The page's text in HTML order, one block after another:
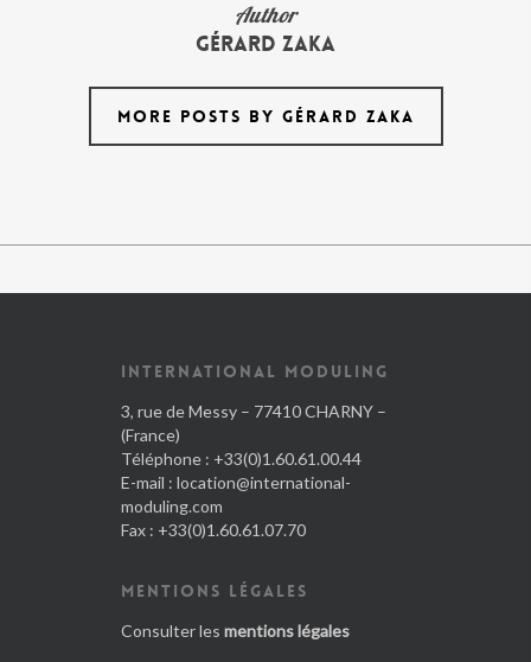
Author
Gérard Zaka
MORE POSTS BY GÉRARD ZAKA
INTERNATIONAL MODULING
3, rue de Messy – 77410 CHARNY –
(France)
Téléphone : +33(0)1.60.61.00.44
E-mail : location@international-
moduling.com
Fax : +33(0)1.60.61.07.70
MENTIONS LÉGALES
Consulter les mentions légales